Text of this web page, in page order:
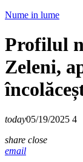
Nume in lume
Profilul
Zeleni,
today05/19/2025 4
share close
email